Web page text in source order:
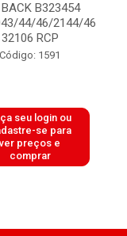
BACK B323454
44/46/2144/46
32106 RCP
Código: 1591
seu login ou
se para
ver preços e
comprar